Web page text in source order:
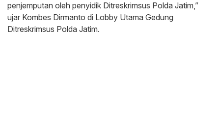
penjemputan oleh penyidik Ditreskrimsus Polda Jatim,”
ujar Kombes Dirmanto di Lobby Utama Gedung
Ditreskrimsus Polda Jatim.